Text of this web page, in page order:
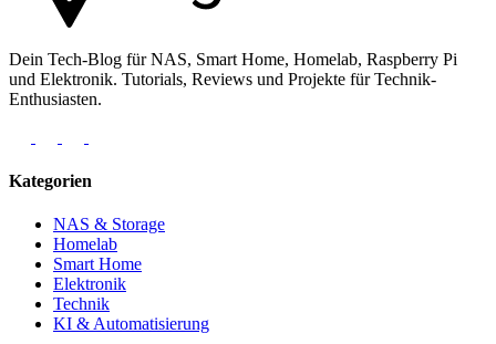
Dein Tech-Blog für NAS, Smart Home, Homelab, Raspberry Pi
und Elektronik. Tutorials, Reviews und Projekte für Technik-
Enthusiasten.
Kategorien
NAS & Storage
Homelab
Smart Home
Elektronik
Technik
KI & Automatisierung